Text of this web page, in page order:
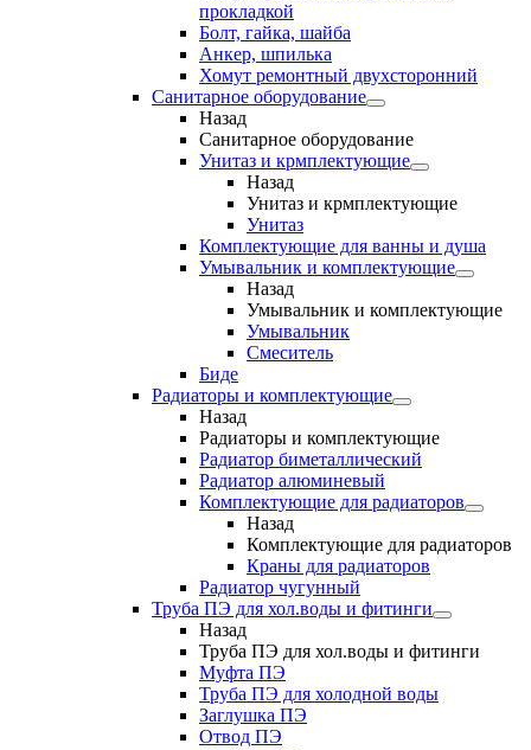
прокладкой
Болт, гайка, шайба
Анкер, шпилька
Хомут ремонтный двухсторонний
Санитарное оборудование
Назад
Санитарное оборудование
Унитаз и крмплектующие
Назад
Унитаз и крмплектующие
Унитаз
Комплектующие для ванны и душа
Умывальник и комплектующие
Назад
Умывальник и комплектующие
Умывальник
Смеситель
Биде
Радиаторы и комплектующие
Назад
Радиаторы и комплектующие
Радиатор биметаллический
Радиатор алюминевый
Комплектующие для радиаторов
Назад
Комплектующие для радиаторов
Краны для радиаторов
Радиатор чугунный
Труба ПЭ для хол.воды и фитинги
Назад
Труба ПЭ для хол.воды и фитинги
Муфта ПЭ
Труба ПЭ для холодной воды
Заглушка ПЭ
Отвод ПЭ